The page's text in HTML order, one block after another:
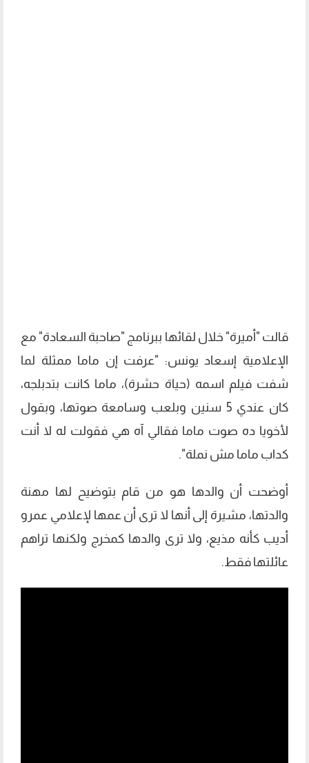
قالت "أميرة" خلال لقائها ببرنامج "صاحبة السعادة" مع
الإعلامية إسعاد يونس: "عرفت إن ماما ممثلة لما
شفت فيلم اسمه (حياة حشرة)، ماما كانت بتدبلجه،
كان عندي 5 سنين وبلعب وسامعة صوتها، وبقول
لأخويا ده صوت ماما فقالي آه هي فقولت له لا أنت
كداب ماما مش نملة".
أوضحت أن والدها هو من قام بتوضيح لها مهنة
والدتها، مشيرة إلى أنها لا ترى أن عمها لإعلامي عمرو
أديب كأنه مذيع، ولا ترى والدها كمخرج ولكنها تراهم
عائلتها فقط.